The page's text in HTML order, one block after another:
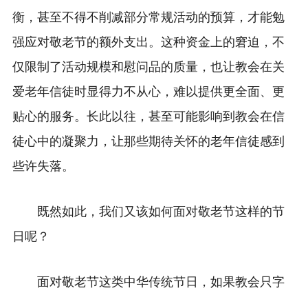
衡，甚至不得不削减部分常规活动的预算，才能勉
强应对敬老节的额外支出。这种资金上的窘迫，不
仅限制了活动规模和慰问品的质量，也让教会在关
爱老年信徒时显得力不从心，难以提供更全面、更
贴心的服务。长此以往，甚至可能影响到教会在信
徒心中的凝聚力，让那些期待关怀的老年信徒感到
些许失落。
既然如此，我们又该如何面对敬老节这样的节
日呢？
面对敬老节这类中华传统节日，如果教会只字